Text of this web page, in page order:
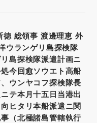
徳 総領事 渡邊理恵 外
ウランゲリ島探検隊
島探検隊派遣計画ニ
今回愈ソウエト高船
ウンヤコフ探検隊長
テ本月十五日当港出
ヒタリ本船派遣ニ関
（北極諸島管轄執行